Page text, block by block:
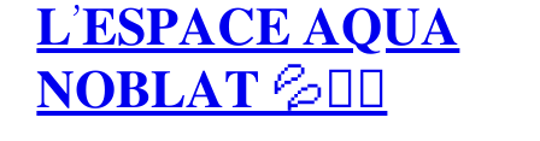
𝐋’𝐄𝐒𝐏𝐀𝐂𝐄 𝐀𝐐𝐔𝐀
𝐍𝐎𝐁𝐋𝐀𝐓 💦🏊‍♀️